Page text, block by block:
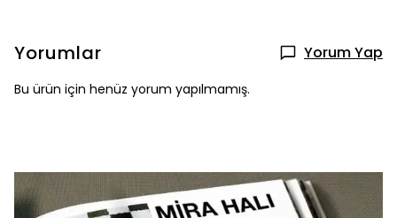
Yorumlar Yorum Yap
Bu ürün için henüz yorum yapılmamış.